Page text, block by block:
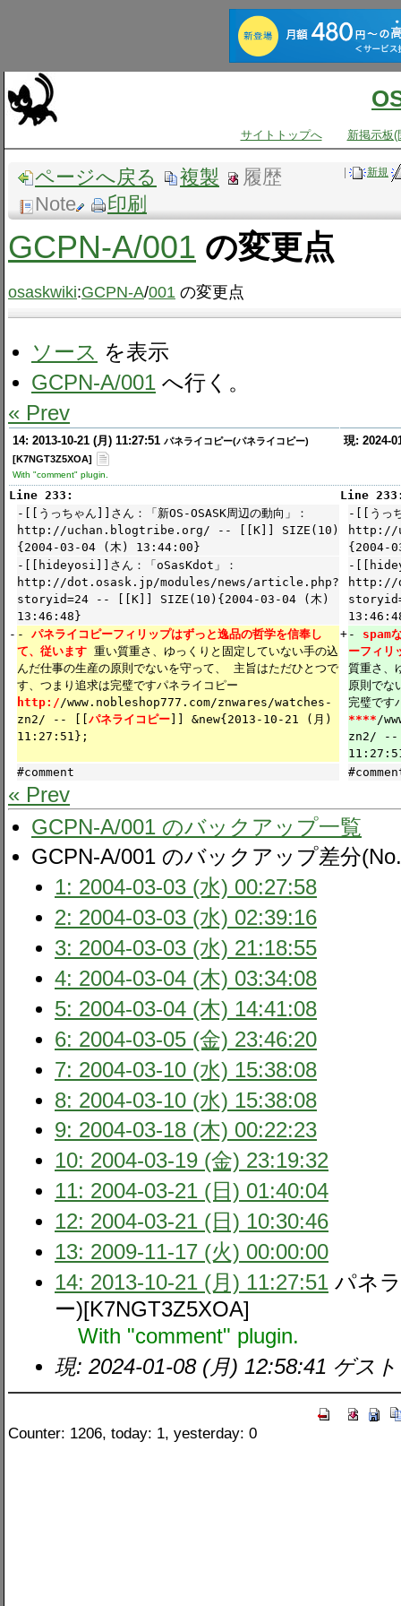
サイトトップへ 新掲示板(
| 新規
ページへ戻る 複製
履歴
Note
印刷
GCPN-A​/001 の変更点
osaskwiki:GCPN-A/001 の変更点
ソース を表示
GCPN-A/001 へ行く。
« Prev
14: 2013-10-21 (月) 11:27:51 パネライコピー(パネライコピー)
[K7NGT3Z5XOA]
With "comment" plugin.
現: 2024-
Line 233:
Line
-[[うっちゃん]]さん：「新OS-OSASK周辺の動向」：
http://uchan.blogtribe.org/ -- [[K]] SIZE(10)
{2004-03-04 (木) 13:44:00}
-[[うっち
http://
{2004-
-[[hideyosi]]さん：「oSasKdot」：
http://dot.osask.jp/modules/news/article.php?
storyid=24 -- [[K]] SIZE(10){2004-03-04 (木)
13:46:48}
-
http://
- - パネライコピーフィリップはずっと逸品の哲学を信奉し
て、従います 重い質重さ、ゆっくりと固定していない手の込
んだ仕事の生産の原則でないを守って、 主旨はただひとつで
す、つまり追求は完璧ですパネライコピー
http:/ /www.nobleshop777.com/znwares/watches-
zn2/ -- [[パネライコピー]] &new{2013-10-21 (月)
11:27:51};
+ - spam
ーフィリ
質重さ、
原則でな
完璧です
**** /
zn2/
#comment
« Prev
GCPN-A/001 のバックアップ一覧
GCPN-A/001 のバックアップ差分
1: 2004-03-03 (水) 00:27:58
2: 2004-03-03 (水) 02:39:16
3: 2004-03-03 (水) 21:18:55
4: 2004-03-04 (木) 03:34:08
5: 2004-03-04 (木) 14:41:08
6: 2004-03-05 (金) 23:46:20
7: 2004-03-10 (水) 15:38:08
8: 2004-03-10 (水) 15:38:08
9: 2004-03-18 (木) 00:22:23
10: 2004-03-19 (金) 23:19:32
11: 2004-03-21 (日) 01:40:04
12: 2004-03-21 (日) 10:30:46
13: 2009-11-17 (火) 00:00:00
14: 2013-10-21 (月) 11:27:51 パネ
ー)[K7NGT3Z5XOA]
With "comment" plugin.
現: 2024-01-08 (月) 12:58:41 ゲスト
Counter: 1206, today: 1, yesterday: 0